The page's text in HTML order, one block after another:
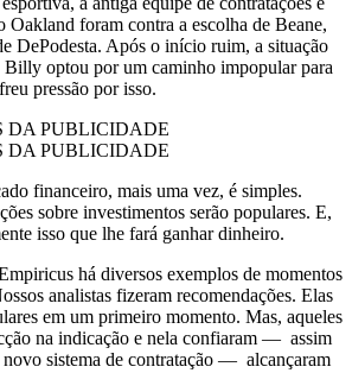
Oakland foram contra a escolha de Beane,
DePodesta. Após o início ruim, a situação
Billy optou por um caminho impopular para
pressão por isso.
DA PUBLICIDADE
DA PUBLICIDADE
financeiro, mais uma vez, é simples.
sobre investimentos serão populares. E,
isso que lhe fará ganhar dinheiro.
há diversos exemplos de momentos
analistas fizeram recomendações. Elas
em um primeiro momento. Mas, aqueles
na indicação e nela confiaram — assim
sistema de contratação — alcançaram